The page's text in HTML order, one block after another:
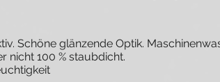
Schöne glänzende Optik.
nicht 100 % staubdicht.